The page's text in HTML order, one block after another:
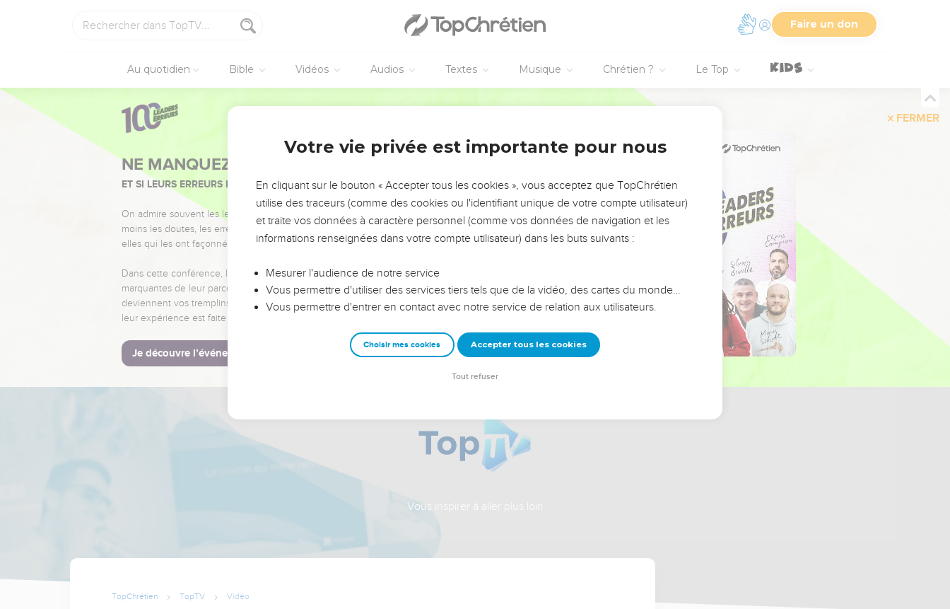
Faire un don
Au quotidien Bible Vidéos Audios Textes Musique Chrétien ? Le Top
FERMER
NE MANQUEZ PAS L’ÉVÉNEMENT DE L’ANNÉE !
ET SI LEURS ERREURS POUVAIENT VOUS ÉVITER LES VOTRES ?
On admire souvent les leaders pour leurs réussites, leur impact, leur foi ou leur vision. Mais on voit
moins les doutes, les erreurs et les saisons difficiles qu'ils ont traversés, alors même que ce sont
elles qui les ont façonnés.
Dans cette conférence, leaders, entrepreneurs, et responsables reviennent sur les erreurs
marquantes de leur parcours et les clés pour avancer avec plus de sagesse afin que leurs erreurs
deviennent vos tremplins. Que vous guidiez un ministère, une équipe, un groupe ou une famille,
leur expérience est faite pour vous.
Je découvre l’événement
Vous inspirer à aller plus loin
TopChrétien TopTV Vidéo
Votre vie privée est importante pour nous
En cliquant sur le bouton « Accepter tous les cookies », vous acceptez que TopChrétien
utilise des traceurs (comme des cookies ou l'identifiant unique de votre compte utilisateur)
et traite vos données à caractère personnel (comme vos données de navigation et les
informations renseignées dans votre compte utilisateur) dans les buts suivants :
Mesurer l'audience de notre service
Vous permettre d'utiliser des services tiers tels que de la vidéo, des cartes du monde…
Vous permettre d'entrer en contact avec notre service de relation aux utilisateurs.
Choisir mes cookies Accepter tous les cookies
Tout refuser